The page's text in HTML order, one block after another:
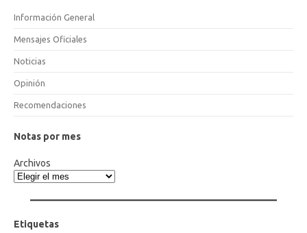
Información General
Mensajes Oficiales
Noticias
Opinión
Recomendaciones
Notas por mes
Archivos
Etiquetas